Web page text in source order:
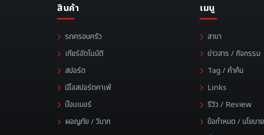
สินค้า
รถครอบครัว
เกียร์อัตโนมัติ
สปอร์ต
นีโอสปอร์ตคาเฟ่
บ๊อบเบอร์
ผจญภัย / วิบาก
เมนู
สาขา
ข่าวสาร / กิจกรรม
Tag / คำค้น
Links
รีวิว / Review
ข้อกำหนด / นโยบาย